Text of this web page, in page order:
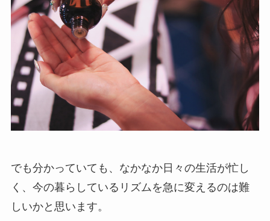
でも分かっていても、なかなか日々の生活が忙し
く、今の暮らしているリズムを急に変えるのは難
しいかと思います。